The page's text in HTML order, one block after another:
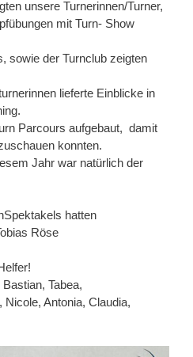
unsere Turnerinnen/Turner,
mit Turn- Show
sowie der Turnclub zeigten
lieferte Einblicke in
Parcours aufgebaut, damit
konnten.
Jahr war natürlich der
hatten
Röse
Tabea,
Antonia, Claudia,